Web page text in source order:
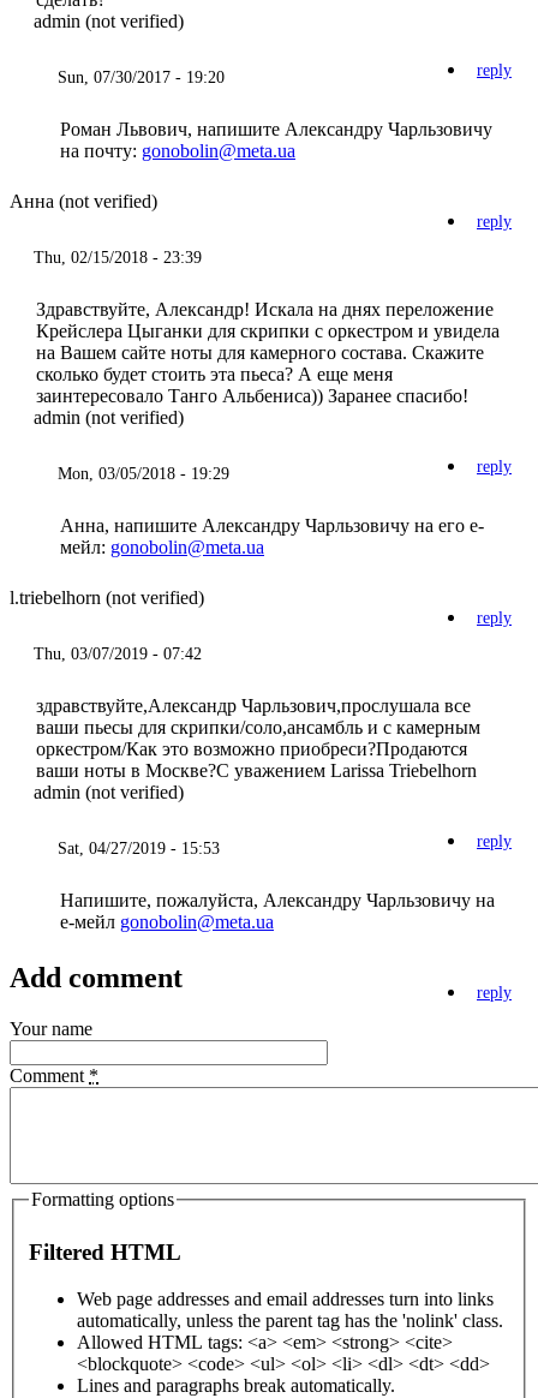
reply
admin (not verified)
Sun, 07/30/2017 - 19:20
Роман Львович, напишите Александру Чарльзовичу
на почту: gonobolin@meta.ua
reply
Анна (not verified)
Thu, 02/15/2018 - 23:39
Здравствуйте, Александр! Искала на днях переложение
Крейслера Цыганки для скрипки с оркестром и увидела
на Вашем сайте ноты для камерного состава. Скажите
сколько будет стоить эта пьеса? А еще меня
заинтересовало Танго Альбениса)) Заранее спасибо!
reply
admin (not verified)
Mon, 03/05/2018 - 19:29
Анна, напишите Александру Чарльзовичу на его е-
мейл: gonobolin@meta.ua
reply
l.triebelhorn (not verified)
Thu, 03/07/2019 - 07:42
здравствуйте,Александр Чарльзович,прослушала все
ваши пьесы для скрипки/соло,ансамбль и с камерным
оркестром/Как это возможно приобреси?Продаются
ваши ноты в Москве?С уважением Larissa Triebelhorn
reply
admin (not verified)
Sat, 04/27/2019 - 15:53
Напишите, пожалуйста, Александру Чарльзовичу на
е-мейл gonobolin@meta.ua
reply
Add comment
Your name
Comment *
Formatting options
Filtered HTML
Web page addresses and email addresses turn into links
automatically, unless the parent tag has the 'nolink' class.
Allowed HTML tags: <a> <em> <strong> <cite>
<blockquote> <code> <ul> <ol> <li> <dl> <dt> <dd>
Lines and paragraphs break automatically.